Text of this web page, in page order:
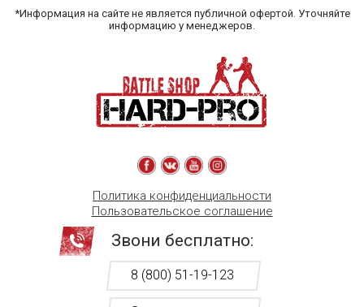
*Информация на сайте не является публичной офертой. Уточняйте
информацию у менеджеров.
Политика конфиденциальности
Пользовательское соглашение
Звони бесплатно:
8 (800) 51-19-123